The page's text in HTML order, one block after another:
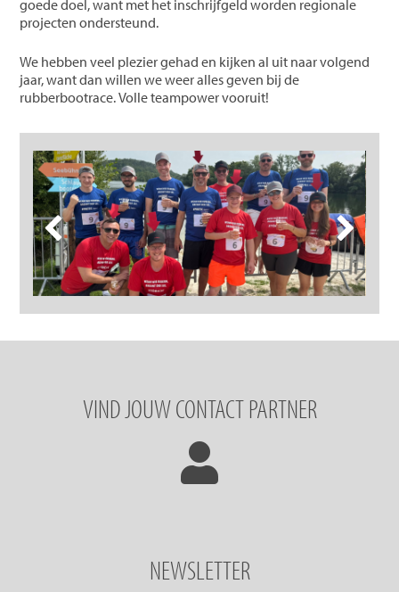
goede doel, want met het inschrijfgeld worden regionale
projecten ondersteund.
We hebben veel plezier gehad en kijken al uit naar volgend
jaar, want dan willen we weer alles geven bij de
rubberbootrace. Volle teampower vooruit!
VIND JOUW CONTACT PARTNER
NEWSLETTER